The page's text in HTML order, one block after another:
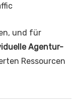
und für
Agentur-
Ressourcen